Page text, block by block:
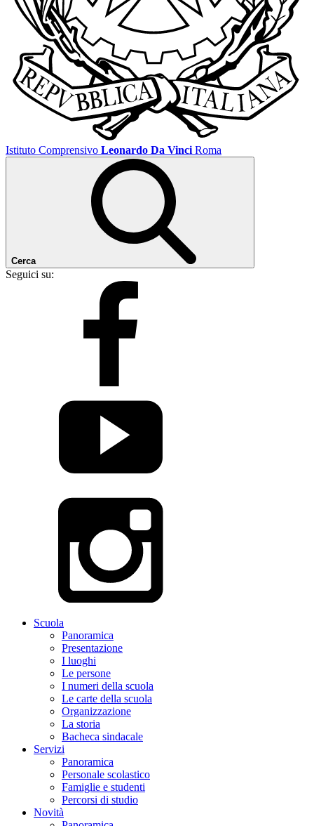
Istituto Comprensivo Leonardo Da Vinci Roma
Cerca
Seguici su:
Scuola
Panoramica
Presentazione
I luoghi
Le persone
I numeri della scuola
Le carte della scuola
Organizzazione
La storia
Bacheca sindacale
Servizi
Panoramica
Personale scolastico
Famiglie e studenti
Percorsi di studio
Novità